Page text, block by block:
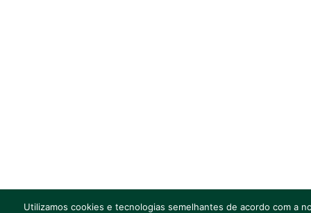
Utilizamos cookies e tecnologias semelhantes de acordo com a